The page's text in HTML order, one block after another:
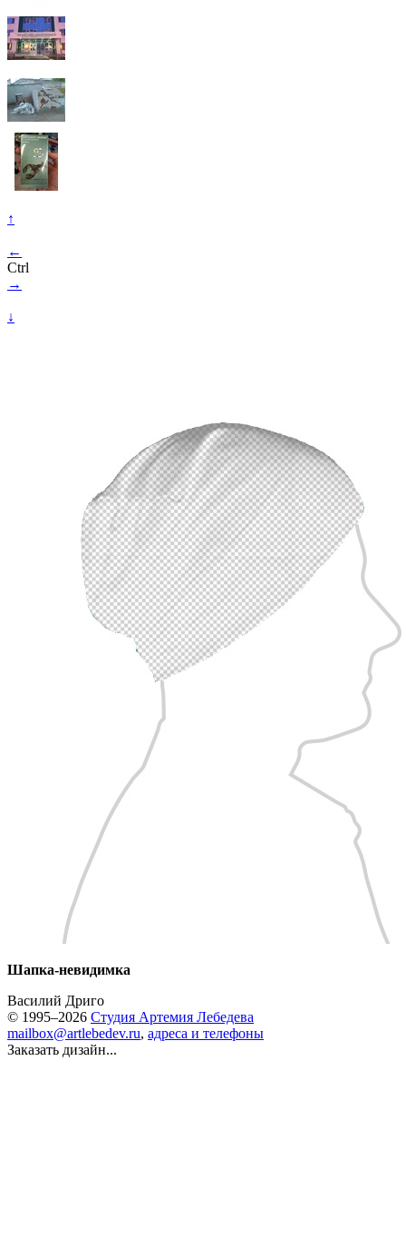
↑
←
Ctrl
→
↓
Шапка-невидимка
Василий Дриго
© 1995–2026 Студия Артемия Лебедева
mailbox@artlebedev.ru, адреса и телефоны
Заказать дизайн...